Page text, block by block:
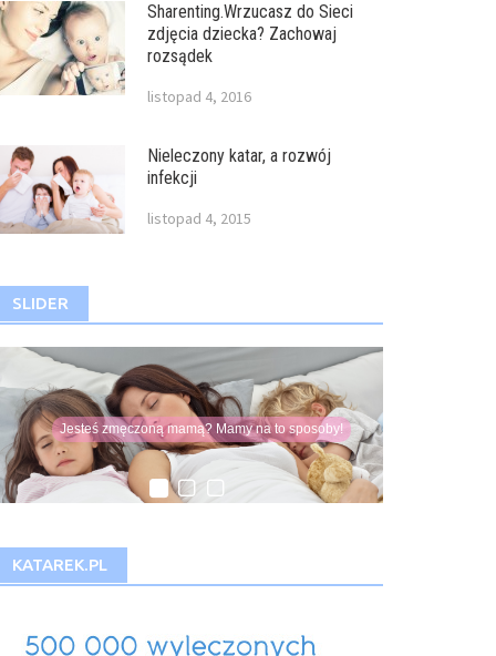
Sharenting.Wrzucasz do Sieci
zdjęcia dziecka? Zachowaj
rozsądek
listopad 4, 2016
Nieleczony katar, a rozwój
infekcji
listopad 4, 2015
SLIDER
Jesteś zmęczoną mamą? Mamy na to sposoby!
O zaletach i wadach
Co sleepingu
Domowe sposoby na zabkowanie
przeczytaj
KATAREK.PL